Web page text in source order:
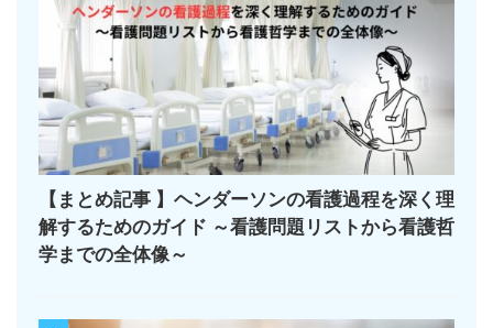
【まとめ記事 】ヘンダーソンの看護過程を深く理
解するためのガイド ～看護問題リストから看護哲
学までの全体像～